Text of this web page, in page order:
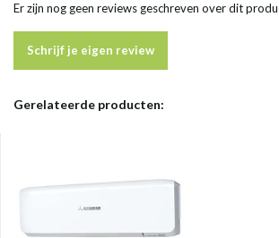
Er zijn nog geen reviews geschreven over dit
Schrijf je eigen review
Gerelateerde producten: